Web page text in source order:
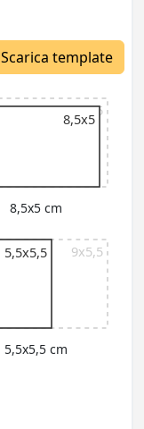
Scarica template
9x5,5
8,5x5
8,5x5 cm
9x5,5
5,5x5,5
5,5x5,5 cm